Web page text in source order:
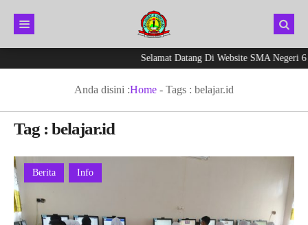
Selamat Datang Di Website SMA Negeri 6
Anda disini :Home - Tags : belajar.id
Tag : belajar.id
Berita Info